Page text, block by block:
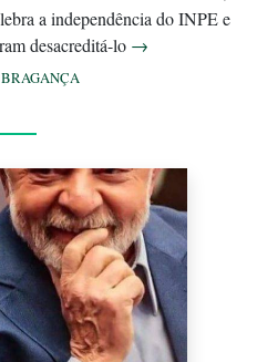
a independência do INPE e
desacreditá-lo →